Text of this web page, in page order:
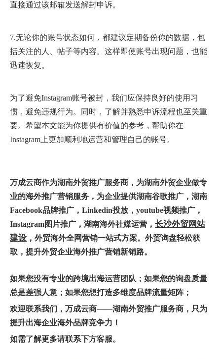
直接通过该邮箱发送解封申诉。
7.无论你的账号状态如何，都建议定期备份你的数据，包
括关注的人、帖子等内容。这样即使账号出现问题，也能
迅速恢复。
为了避免Instagram账号被封，我们应保持良好的使用习
惯，避免违规行为。同时，了解并熟悉申诉流程也至关重
要。希望本文能为你提供有价值的参考，帮助你在
Instagram上更加顺利地运营和管理自己的账号。
万成云商作为湖南外贸推广服务商 ，为湖南外贸企业做专
业的海外推广营销服务，为企业提供湖南谷歌推广 ，湖南
Facebook品牌推广 ， Linkedin投放 ，youtube视频推广，
Instagram图片推广， 湖南海外社媒运营 ， 长沙外贸网站
建设 ， 外贸海外全网营销一站式方案。外贸询盘轻松获
取，提升外贸企业海外推广营销新销路。
如果您没有专业的跨境出海运营团队；如果您的询盘质量
总是差强人意；如果您想打造多维度品牌流量矩阵；
欢迎联系我们，万成云商——湖南外贸推广服务商，只为
提升出海企业海外品牌竞争力！
如需了解更多请联系下方客服。